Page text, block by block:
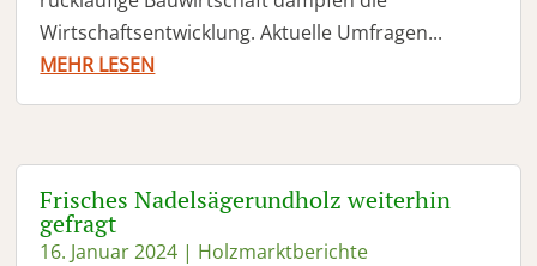
Wirtschaftsentwicklung. Aktuelle Umfragen...
MEHR LESEN
Frisches Nadelsägerundholz weiterhin
gefragt
16. Januar 2024 | Holzmarktberichte